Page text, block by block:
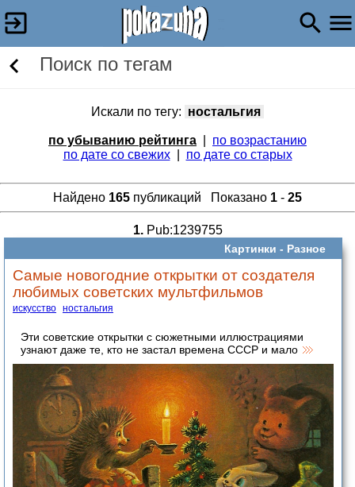
Поиск по тегам
Искали по тегу: ностальгия
по убыванию рейтинга
по возрастанию
по дате со свежих| по дате со старых
Найдено 165 публикаций Показано 1 - 25
1.Pub:1239755
Картинки - Разное
Самые новогодние открытки от создателя
любимых советских мультфильмов
искусство ностальгия
Эти советские открытки с сюжетными иллюстрациями
узнают даже те, кто не застал времена СССР и мало